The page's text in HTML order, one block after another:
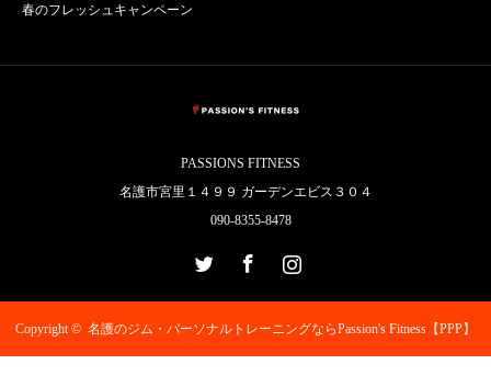
春のフレッシュキャンペーン
PASSIONS FITNESS
名護市宮里１４９９ ガーデンエビス３０４
090-8355-8478
Copyright © 名護のジム・パーソナルトレーニングならPassion's Fitness【PPP】